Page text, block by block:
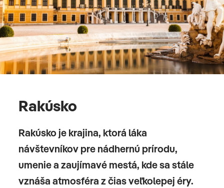
Rakúsko
Rakúsko je krajina, ktorá láka
návštevníkov pre nádhernú prírodu,
umenie a zaujímavé mestá, kde sa stále
vznáša atmosféra z čias veľkolepej éry.